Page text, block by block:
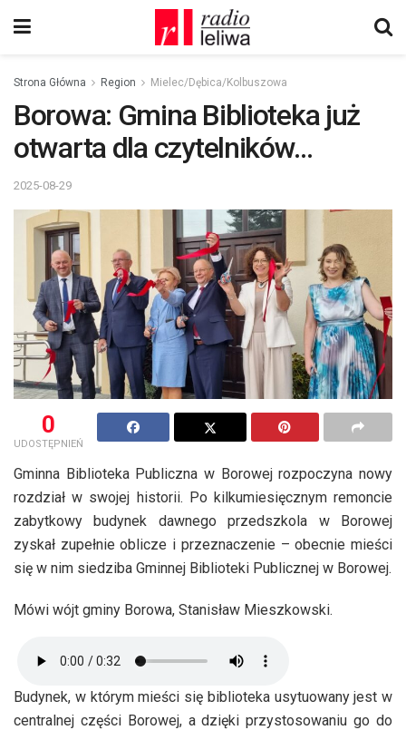
Strona Główna Region Mielec/Dębica/Kolbuszowa
Borowa: Gmina Biblioteka już
otwarta dla czytelników…
2025-08-29
0
UDOSTĘPNIEŃ
Gminna Biblioteka Publiczna w Borowej rozpoczyna nowy
rozdział w swojej historii. Po kilkumiesięcznym remoncie
zabytkowy budynek dawnego przedszkola w Borowej
zyskał zupełnie oblicze i przeznaczenie – obecnie mieści
się w nim siedziba Gminnej Biblioteki Publicznej w Borowej.
Mówi wójt gminy Borowa, Stanisław Mieszkowski.
Budynek, w którym mieści się biblioteka usytuowany jest w
centralnej części Borowej, a dzięki przystosowaniu go do